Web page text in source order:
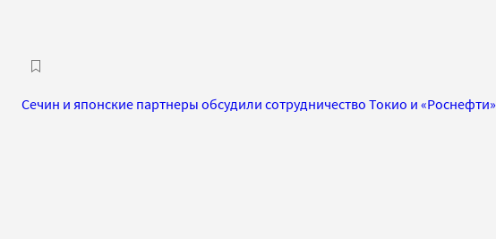
Сечин и японские партнеры обсудили сотрудничество Токио и «Роснефти»